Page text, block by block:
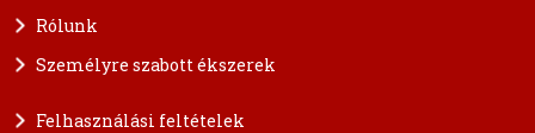
Rólunk
Személyre szabott ékszerek
Felhasználási feltételek